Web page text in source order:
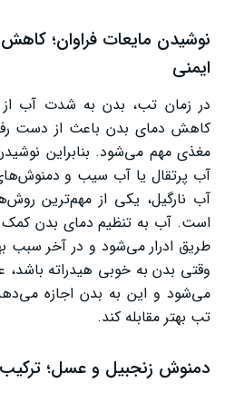
نوشیدن مایعات فراوان؛
ایمنی
در زمان تب، بدن به شدت آب
کاهش دمای بدن باعث از دست
مغذی مهم می‌شود. بنابراین
آب پرتقال یا آب سیب و
آب نارگیل، یکی از مهم‌ترین
است. آب به تنظیم دمای بدن
طریق ادرار می‌شود و در آخر
وقتی بدن به خوبی هیدراته باشد،
می‌شود و این به بدن اجازه
تب بهتر مقابله کند.
دمنوش زنجبیل و عسل؛